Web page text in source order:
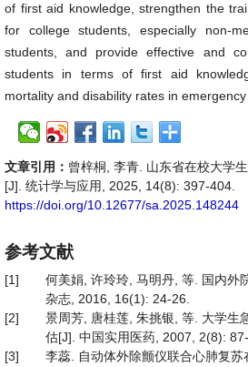
of first aid knowledge, strengthen the
for college students, especially non-
students, and provide effective and
students in terms of first aid
mortality and disability rates in emergency
文章引用： 曾梓桐, 李青. 山东省在校大学
[J]. 统计学与应用, 2025, 14(8): 397-404.
https://doi.org/10.12677/sa.2025.148244
参考文献
[1]
何美娟, 许玲玲, 马明丹, 等. 国内外
杂志, 2016, 16(1): 24-26.
[2]
景周芳, 唐桂莲, 朱挑银, 等. 大学生
估[J]. 中国实用医药, 2007, 2(8): 87-
[3]
李蕊. 自动体外除颤仪联合心肺复